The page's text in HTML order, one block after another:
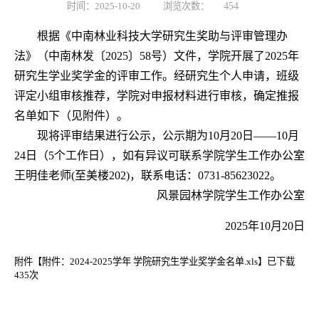
时间：2025-10-20 浏览次数： 454
根据 《中南林业科技大学研究生奖助与评审管理办
法》
（中南林发〔2025〕58号）文件， 学院开展了2025年
研究生学业奖学金的评审工作。经研究生个人申请，班级
评定小组审核推荐，学院对申报材料进行审核，确定推报
名单如下（见附件）。
现将评审结果进行公示，公示期为10月20日——10月
24日（5个工作日），如有异议可联系学院学生工作办公室
王明佳老师(至美楼202)，联系电话：0731-85623022。
风景园林学院学生工作办公室
2025年10月 20 日
附件【 附件：2024-2025学年 学院研究生学业奖学金名单.xls】已下载
435次